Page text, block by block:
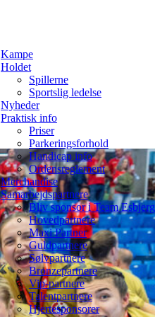
Kampe
Holdet
Spillerne
Sportslig ledelse
Nyheder
Praktisk info
Priser
Parkeringsforhold
Handicap info
Ordensreglement
Merchandise
Samarbejdspartnere
Bliv sponsor i Team Esbjerg
Hovedpartnere
Maxi Partner
Guldpartnere
Sølvpartnere
Bronzepartnere
Vip-partnere
Talentpartnere
Hjertesponsorer